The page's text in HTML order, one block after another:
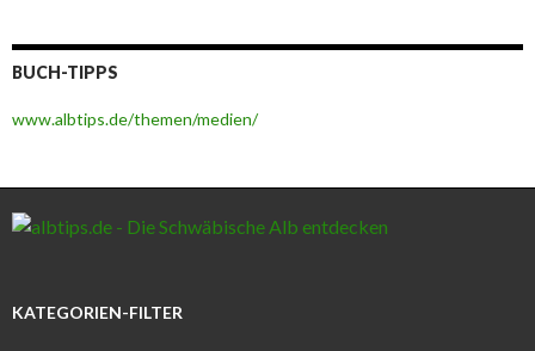
BUCH-TIPPS
www.albtips.de/themen/medien/
KATEGORIEN-FILTER